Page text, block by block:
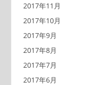
2017年11月
2017年10月
2017年9月
2017年8月
2017年7月
2017年6月